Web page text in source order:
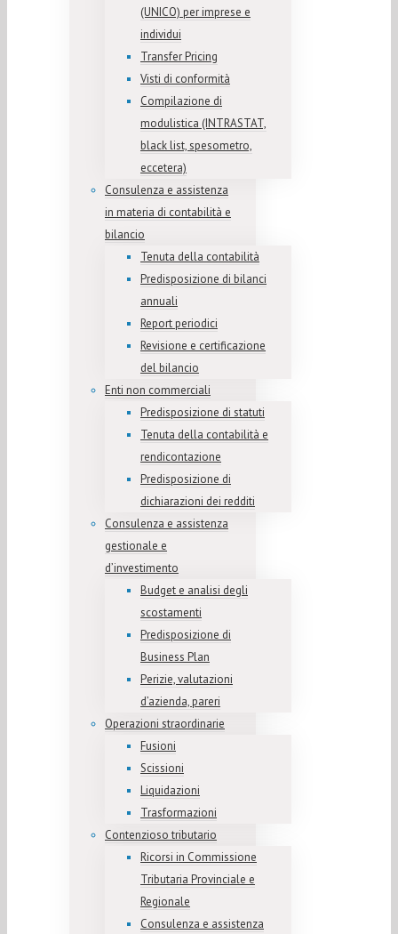
(UNICO) per imprese e
individui
Transfer Pricing
Visti di conformità
Compilazione di
modulistica (INTRASTAT,
black list, spesometro,
eccetera)
Consulenza e assistenza
in materia di contabilità e
bilancio
Tenuta della contabilità
Predisposizione di bilanci
annuali
Report periodici
Revisione e certificazione
del bilancio
Enti non commerciali
Predisposizione di statuti
Tenuta della contabilità e
rendicontazione
Predisposizione di
dichiarazioni dei redditi
Consulenza e assistenza
gestionale e
d’investimento
Budget e analisi degli
scostamenti
Predisposizione di
Business Plan
Perizie, valutazioni
d’azienda, pareri
Operazioni straordinarie
Fusioni
Scissioni
Liquidazioni
Trasformazioni
Contenzioso tributario
Ricorsi in Commissione
Tributaria Provinciale e
Regionale
Consulenza e assistenza